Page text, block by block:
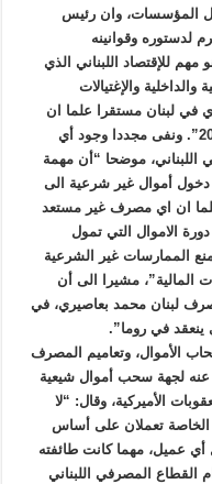
المؤسسات، وان رئيس
لدستوره وقوانينه
مهم للإقتصاد اللبناني الذي
والداخلية والإغتيالات
في لبنان مستقرا علما ان
دولا عالمية اهتزت وانهارت اقتصاديا عام 2008”. ونفى مجددا وجود أي
موضحا “أن مهمة
دخول أموال غير شرعية الى
ان اي مصرف غير مستعد
الاموال التي تمول
الممارسات غير الشرعية
مشيرا الى أن
لبنان محمد بعاصيري، في
ينعقد في روما”.
الأموال، وتعاميم المصرف
عنه لجهة سحب أموال شيعية
الأميركية، وقال: “لا
الخاصة تعملان على أساس
أي عميل، مهما كانت طائفته
القطاع المصرفي اللبناني